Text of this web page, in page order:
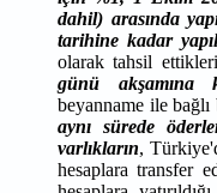
dahil) arasında
tarihine kadar
olarak tahsil
günü akşamına
beyanname ile
aynı sürede
varlıkların,
hesaplara transfer